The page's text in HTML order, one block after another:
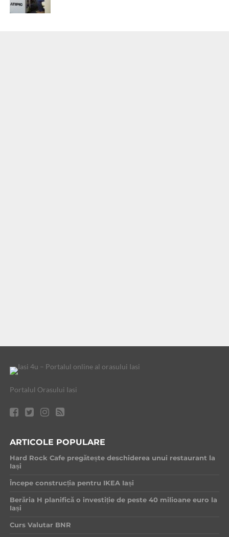
Portalul Orasului Iasi
ARTICOLE POPULARE
Hard Rock Cafe pregătește deschiderea unui restaurant la
Iași
Începe construcția pentru IKEA Iași
Berăria H planifică o investiție de peste 40 milioane euro la
Iași
Curs Valutar BNR